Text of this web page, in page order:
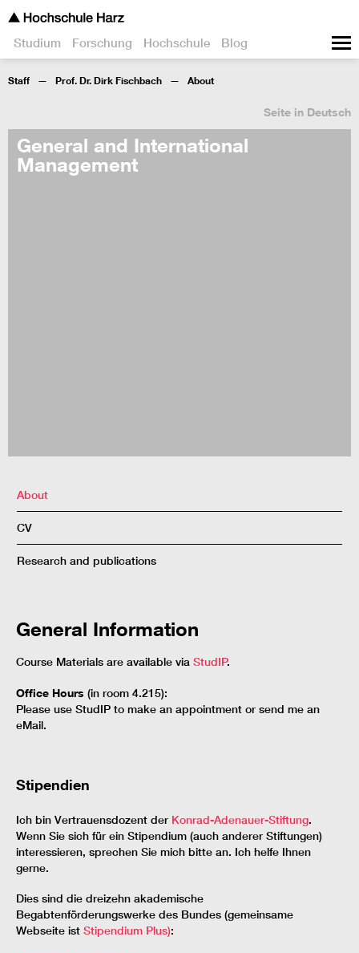
Studium Forschung Hochschule Blog
Staff Prof. Dr. Dirk Fischbach About
Seite in Deutsch
General and International
Management
About
CV
Research and publications
General Information
Course Materials are available via StudIP.
Office Hours (in room 4.215):
Please use StudIP to make an appointment or send me an
eMail.
Stipendien
Ich bin Vertrauensdozent der Konrad-Adenauer-Stiftung.
Wenn Sie sich für ein Stipendium (auch anderer Stiftungen)
interessieren, sprechen Sie mich bitte an. Ich helfe Ihnen
gerne.
Dies sind die dreizehn akademische
Begabtenförderungswerke des Bundes (gemeinsame
Webseite ist Stipendium Plus):